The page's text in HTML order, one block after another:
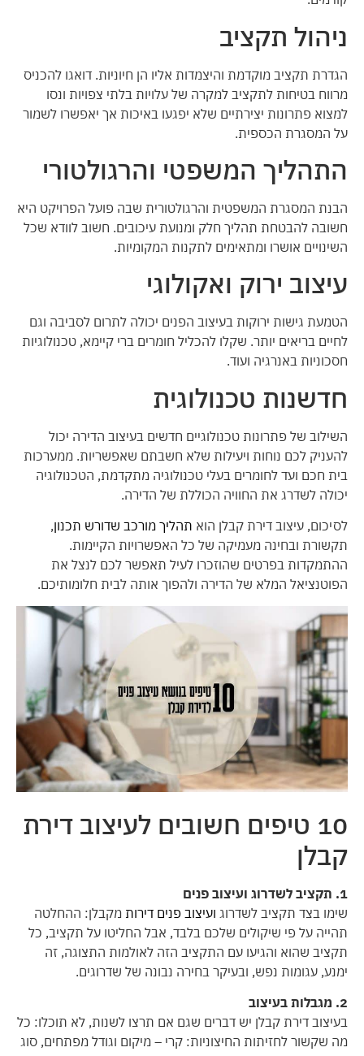
ניהול תקציב
הגדרת תקציב מוקדמת והיצמדות אליו הן חיוניות. דואגו להכניס
מרווח בטיחות לתקציב למקרה של עלויות בלתי צפויות ונסו
למצוא פתרונות יצירתיים שלא יפגעו באיכות אך יאפשרו לשמור
על המסגרת הכספית.
התהליך המשפטי והרגולטורי
הבנת המסגרת המשפטית והרגולטורית שבה פועל הפרויקט היא
חשובה להבטחת תהליך חלק ומנועת עיכובים. חשוב לוודא שכל
השינויים אושרו ומתאימים לתקנות המקומיות.
עיצוב ירוק ואקולוגי
הטמעת גישות ירוקות בעיצוב הפנים יכולה לתרום לסביבה וגם
לחיים בריאים יותר. שקלו להכליל חומרים ברי קיימא, טכנולוגיות
חסכוניות באנרגיה ועוד.
חדשנות טכנולוגית
השילוב של פתרונות טכנולוגיים חדשים בעיצוב הדירה יכול
להעניק לכם נוחות ויעילות שלא חשבתם שאפשריות. ממערכות
בית חכם ועד לחומרים בעלי טכנולוגיה מתקדמת, הטכנולוגיה
יכולה לשדרג את החוויה הכוללת של הדירה.
לסיכום, עיצוב דירת קבלן הוא תהליך מורכב שדורש תכנון,
תקשורת ובחינה מעמיקה של כל האפשרויות הקיימות.
ההתמקדות בפרטים שהוזכרו לעיל תאפשר לכם לנצל את
הפוטנציאל המלא של הדירה ולהפוך אותה לבית חלומותיכם.
10 טיפים חשובים לעיצוב דירת
קבלן
1. תקציב לשדרוג ועיצוב פנים
שימו בצד תקציב לשדרוג ועיצוב פנים דירות מקבלן: ההחלטה
תהייה על פי שיקולים שלכם בלבד, אבל החליטו על תקציב, כל
תקציב שהוא והגיעו עם התקציב הזה לאולמות התצוגה, זה
ימנע, עגומות נפש, ובעיקר בחירה נבונה של שדרוגים.
2. מגבלות בעיצוב
בעיצוב דירת קבלן יש דברים שגם אם תרצו לשנות, לא תוכלו: כל
מה שקשור לחזיתות החיצוניות: קרי – מיקום וגודל מפתחים, סוג